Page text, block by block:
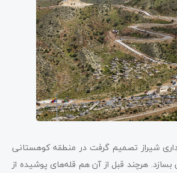
که شهرداری شیراز تصمیم گرفت در منطقه کوهستانی
هرچند قبل از آن هم قله‌های پوشیده از